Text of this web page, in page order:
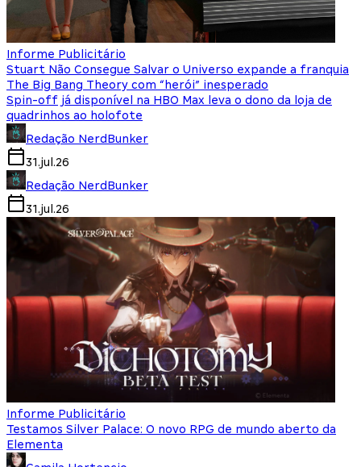
Informe Publicitário
Stuart Não Consegue Salvar o Universo expande a franquia
The Big Bang Theory com “herói” inesperado
Spin-off já disponível na HBO Max leva o dono da loja de
quadrinhos ao holofote
Redação NerdBunker
31.jul.26
Redação NerdBunker
31.jul.26
Informe Publicitário
Testamos Silver Palace: O novo RPG de mundo aberto da
Elementa